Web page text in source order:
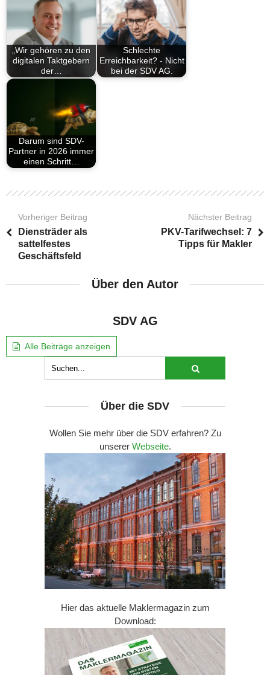
„Wir gehören zu den
digitalen Taktgebern
der…
Schlechte
Erreichbarkeit? - Nicht
bei der SDV AG.
Darum sind SDV-
Partner in 2026 immer
einen Schritt…
Vorheriger Beitrag
Diensträder als
sattelfestes
Geschäftsfeld
Nächster Beitrag
PKV-Tarifwechsel: 7
Tipps für Makler
Über den Autor
SDV AG
Alle Beiträge anzeigen
Über die SDV
Wollen Sie mehr über die SDV erfahren? Zu
unserer Webseite.
Hier das aktuelle Maklermagazin zum
Download: